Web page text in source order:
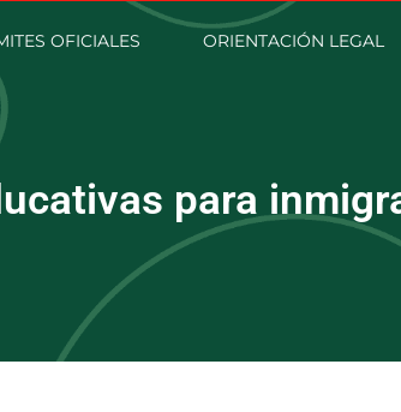
OFICIALES ORIENTACIÓN LEGAL
para